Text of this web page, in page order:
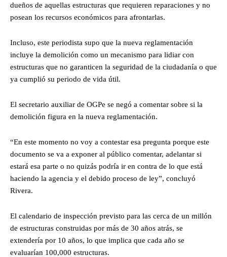
dueños de aquellas estructuras que requieren reparaciones y no
posean los recursos económicos para afrontarlas.
Incluso, este periodista supo que la nueva reglamentación
incluye la demolición como un mecanismo para lidiar con
estructuras que no garanticen la seguridad de la ciudadanía o que
ya cumplió su periodo de vida útil.
El secretario auxiliar de OGPe se negó a comentar sobre si la
demolición figura en la nueva reglamentación.
“En este momento no voy a contestar esa pregunta porque este
documento se va a exponer al público comentar, adelantar si
estará esa parte o no quizás podría ir en contra de lo que está
haciendo la agencia y el debido proceso de ley”, concluyó
Rivera.
El calendario de inspección previsto para las cerca de un millón
de estructuras construidas por más de 30 años atrás, se
extendería por 10 años, lo que implica que cada año se
evaluarían 100,000 estructuras.